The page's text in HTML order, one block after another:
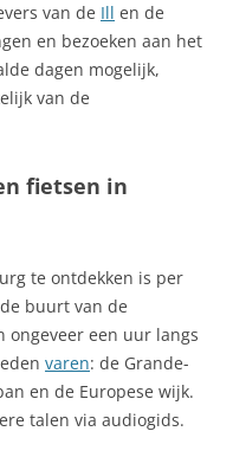
van de Ill en de
en bezoeken aan het
dagen mogelijk,
van de
fietsen in
te ontdekken is per
buurt van de
ongeveer een uur langs
varen: de Grande-
en de Europese wijk.
talen via audiogids.